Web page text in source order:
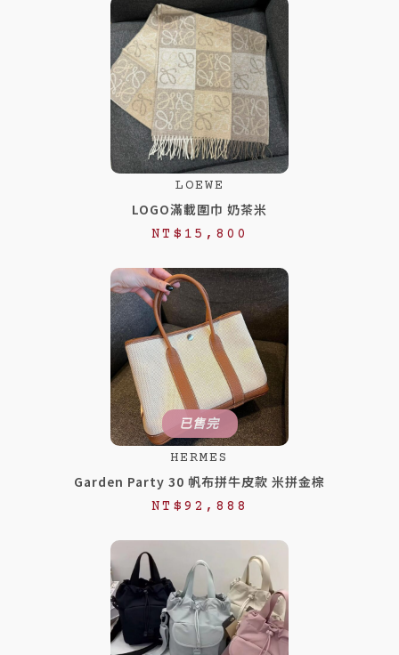
LOEWE
LOGO滿載圍巾 奶茶米
NT$ 15,800
已售完
HERMES
Garden Party 30 帆布拼牛皮款 米拼金棕
NT$ 92,888